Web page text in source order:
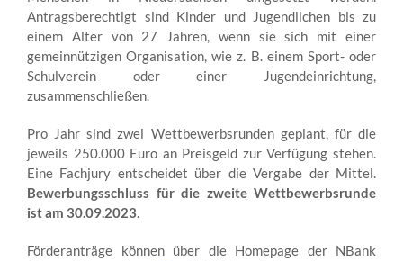
Antragsberechtigt sind Kinder und Jugendlichen bis zu
einem Alter von 27 Jahren, wenn sie sich mit einer
gemeinnützigen Organisation, wie z. B. einem Sport- oder
Schulverein oder einer Jugendeinrichtung,
zusammenschließen.
Pro Jahr sind zwei Wettbewerbsrunden geplant, für die
jeweils 250.000 Euro an Preisgeld zur Verfügung stehen.
Eine Fachjury entscheidet über die Vergabe der Mittel.
Bewerbungsschluss für die zweite Wettbewerbsrunde
ist am 30.09.2023.
Förderanträge können über die Homepage der NBank